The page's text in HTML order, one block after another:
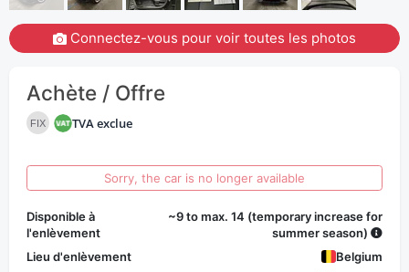
Connectez-vous pour voir toutes les photos
Achète / Offre
FIX TVA exclue
Sorry, the car is no longer available
Disponible à
l'enlèvement
~9 to max. 14 (temporary increase for
summer season)
Lieu d'enlèvement
Belgium